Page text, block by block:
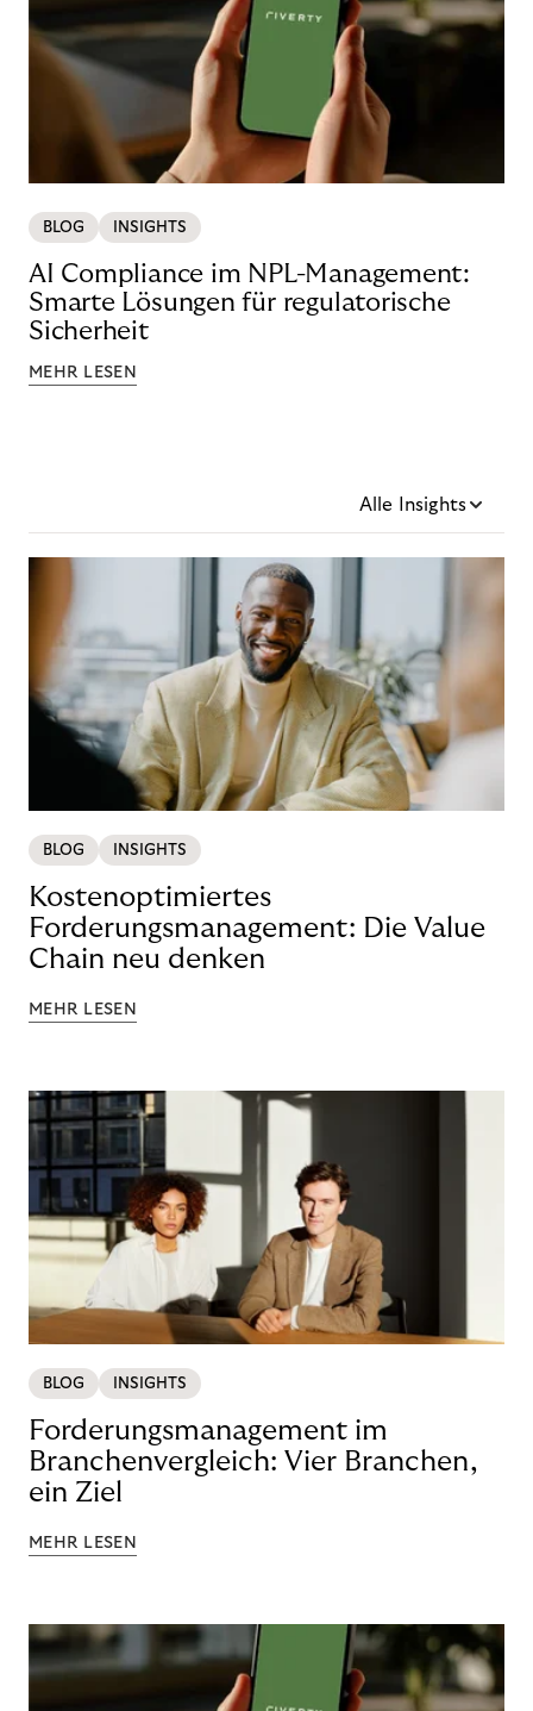
BLOG INSIGHTS
AI Compliance im NPL-Management:
Smarte Lösungen für regulatorische
Sicherheit
MEHR LESEN
Alle Insights
BLOG INSIGHTS
Kostenoptimiertes
Forderungsmanagement: Die Value
Chain neu denken
MEHR LESEN
BLOG INSIGHTS
Forderungsmanagement im
Branchenvergleich: Vier Branchen,
ein Ziel
MEHR LESEN